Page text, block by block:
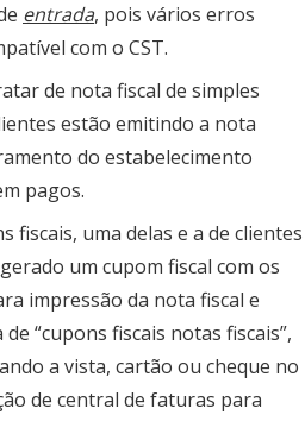
entrada, pois vários erros
com o CST.
de nota fiscal de simples
estão emitindo a nota
do estabelecimento
pagos.
uma delas e a de clientes
um cupom fiscal com os
impressão da nota fiscal e
“cupons fiscais notas fiscais”,
a vista, cartão ou cheque no
de central de faturas para